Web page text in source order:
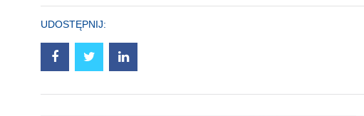
UDOSTĘPNIJ: